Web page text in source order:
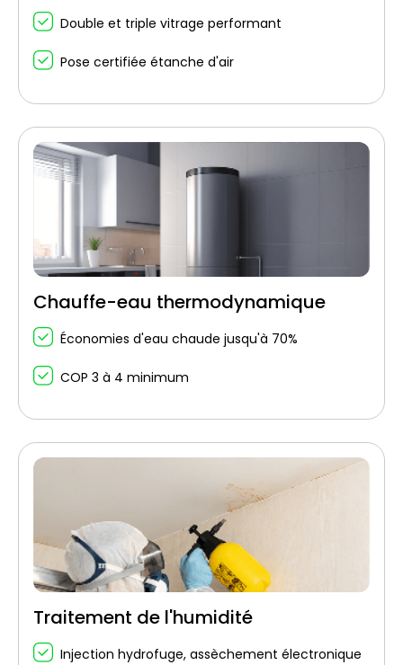
Double et triple vitrage performant
Pose certifiée étanche d'air
Chauffe-eau thermodynamique
Économies d'eau chaude jusqu'à 70%
COP 3 à 4 minimum
Traitement de l'humidité
Injection hydrofuge, assèchement électronique